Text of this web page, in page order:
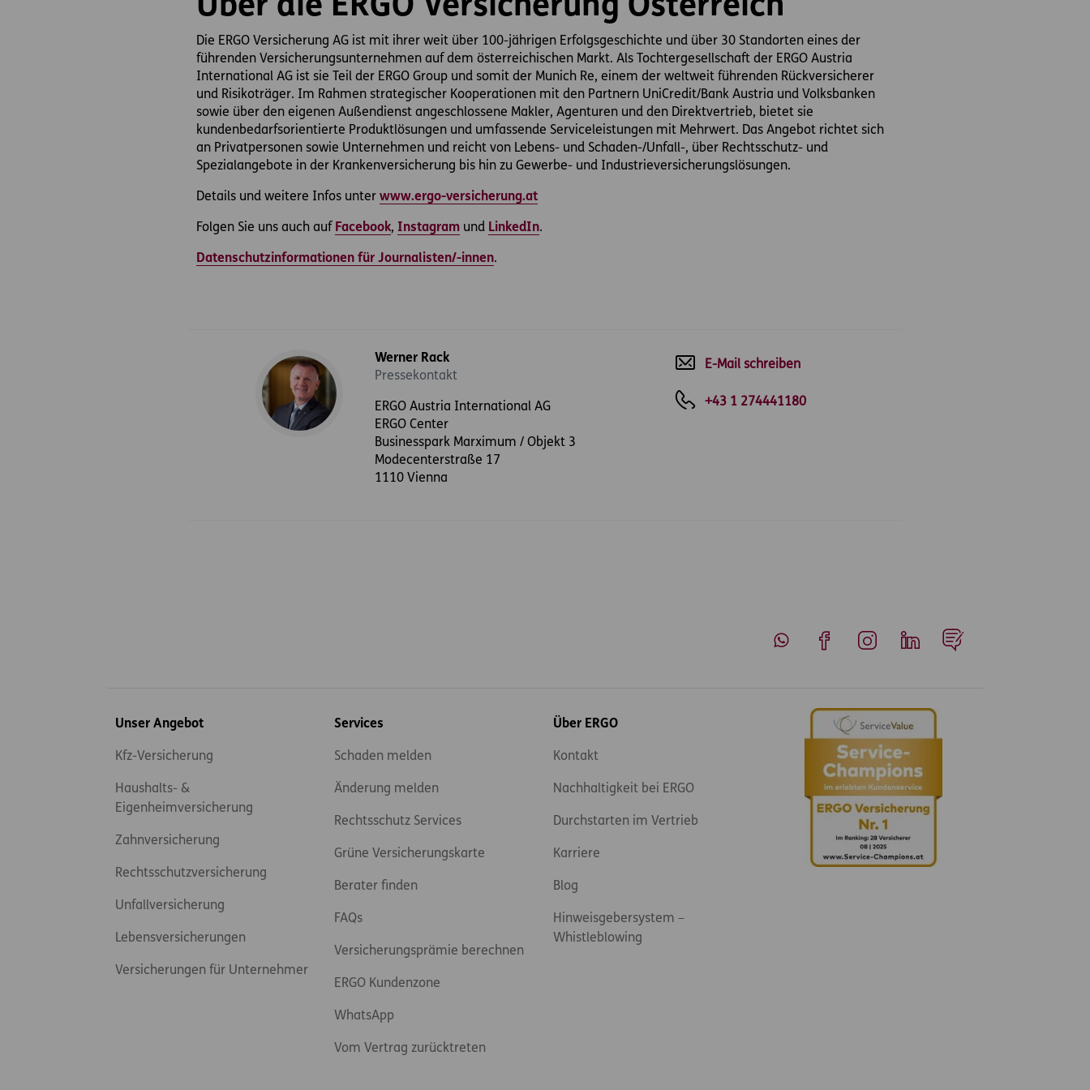
Über die ERGO Versicherung Österreich
Die ERGO Versicherung AG ist mit ihrer weit über 100-jährigen Erfolgsgeschichte und über 30 Standorten eines der
führenden Versicherungsunternehmen auf dem österreichischen Markt. Als Tochtergesellschaft der ERGO Austria
International AG ist sie Teil der ERGO Group und somit der Munich Re, einem der weltweit führenden Rückversicherer
und Risikoträger. Im Rahmen strategischer Kooperationen mit den Partnern UniCredit/Bank Austria und Volksbanken
sowie über den eigenen Außendienst angeschlossene Makler, Agenturen und den Direktvertrieb, bietet sie
kundenbedarfsorientierte Produktlösungen und umfassende Serviceleistungen mit Mehrwert. Das Angebot richtet sich
an Privatpersonen sowie Unternehmen und reicht von Lebens- und Schaden-/Unfall-, über Rechtsschutz- und
Spezialangebote in der Krankenversicherung bis hin zu Gewerbe- und Industrieversicherungslösungen.
Details und weitere Infos unter www.ergo-versicherung.at
Folgen Sie uns auch auf Facebook, Instagram und LinkedIn.
Datenschutzinformationen für Journalisten/-innen.
Werner Rack
Pressekontakt
ERGO Austria International AG
ERGO Center
Businesspark Marximum / Objekt 3
Modecenterstraße 17
1110 Vienna
E-Mail schreiben
+43 1 274441180
Inhaltsübersicht
Unser Angebot
Kfz-Versicherung
Haushalts- &
Eigenheimversicherung
Zahnversicherung
Rechtsschutzversicherung
Unfallversicherung
Lebensversicherungen
Versicherungen für Unternehmer
Services
Schaden melden
Änderung melden
Rechtsschutz Services
Grüne Versicherungskarte
Berater finden
FAQs
Versicherungsprämie berechnen
ERGO Kundenzone
WhatsApp
Vom Vertrag zurücktreten
Über ERGO
Kontakt
Nachhaltigkeit bei ERGO
Durchstarten im Vertrieb
Karriere
Blog
Hinweisgebersystem –
Whistleblowing